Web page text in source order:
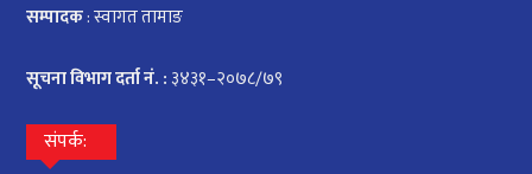
सम्पादक: स्वागत तामाङ
सूचना विभाग दर्ता नं. : ३४३१–२०७८/७९
संपर्क: